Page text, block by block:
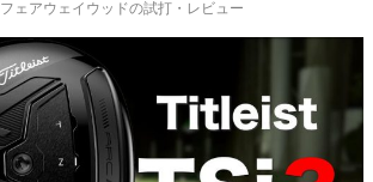
フェアウェイウッドの試打・レビュー